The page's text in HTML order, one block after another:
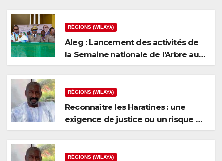
RÉGIONS (WILAYA)
Aleg : Lancement des activités de
la Semaine nationale de l’Arbre au
niveau de la wilaya du Brakna
RÉGIONS (WILAYA)
Reconnaître les Haratines : une
exigence de justice ou un risque de
fragmentation nationale ?
RÉGIONS (WILAYA)